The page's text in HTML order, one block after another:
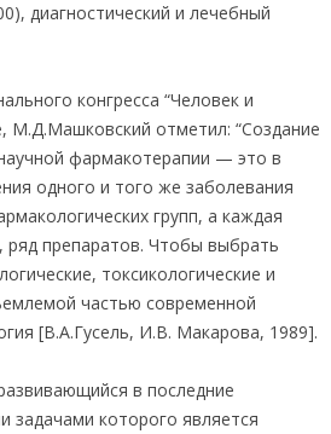
диагностический и лечебный
конгресса “Человек и
М.Д.Машковский отметил: “Создание
фармакотерапии — это в
одного и того же заболевания
групп, а каждая
ряд препаратов. Чтобы выбрать
токсикологические и
частью современной
[В.А.Гусель, И.В. Макарова, 1989].
в последние
задачами которого является